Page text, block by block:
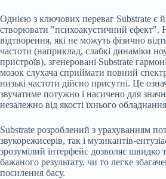
Однією з ключових переваг Substrate є
створювати "психоакустичний ефект".
відтворення, які не можуть фізично
частоти (наприклад, слабкі динаміки
пристроїв), згенеровані Substrate
мозок слухача сприймати повний
низькі частоти дійсно присутні. Це
звучатиме потужно і насичено для
незалежно від якості їхнього
Substrate розроблений з урахуванням
звукорежисерів, так і музикантів-
зрозумілий інтерфейс дозволяє швидко
бажаного результату, чи то легке
посилення басу.